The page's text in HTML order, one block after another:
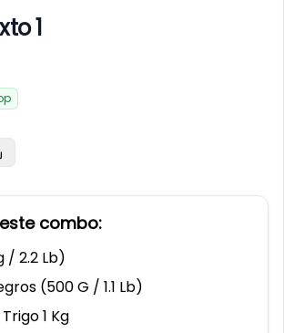
Add to favorites
Disponible
de su familiar
de su familiar
1
combo:
/ 2.2 Lb)
(500 G / 1.1 Lb)
1 Kg